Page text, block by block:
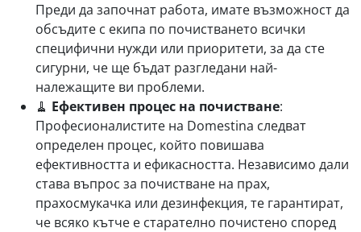
Преди да започнат работа, имате възможност да
обсъдите с екипа по почистването всички
специфични нужди или приоритети, за да сте
сигурни, че ще бъдат разгледани най-
належащите ви проблеми.
🧹 Ефективен процес на почистване:
Професионалистите на Domestina следват
определен процес, който повишава
ефективността и ефикасността. Независимо дали
става въпрос за почистване на прах,
прахосмукачка или дезинфекция, те гарантират,
че всяко кътче е старателно почистено според